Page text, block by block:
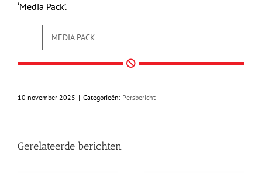
‘Media Pack’.
MEDIA PACK
10 november 2025 | Categorieën: Persbericht
Gerelateerde berichten